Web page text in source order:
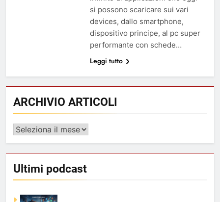
si possono scaricare sui vari
devices, dallo smartphone,
dispositivo principe, al pc super
performante con schede…
Leggi tutto
ARCHIVIO ARTICOLI
ARCHIVIO
Ultimi podcast